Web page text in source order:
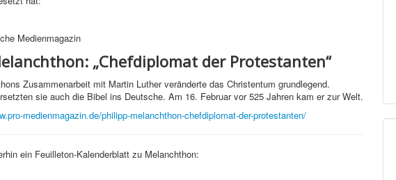
Medienmagazin
„Chefdiplomat der Protestanten“
Zusammenarbeit mit Martin Luther veränderte das Christentum grundlegend.
sie auch die Bibel ins Deutsche. Am 16. Februar vor 525 Jahren kam er zur Welt.
medienmagazin.de/philipp-melanchthon-chefdiplomat-der-protestanten/
ein Feuilleton-Kalenderblatt zu Melanchthon: